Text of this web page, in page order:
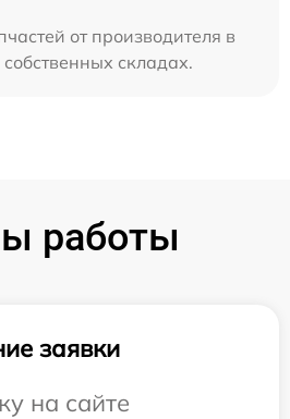
от производителя в
складах.
работы
заявки
на сайте